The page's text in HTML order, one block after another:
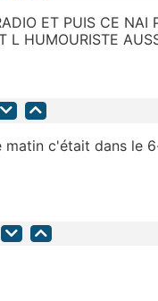
ET PUIS CE NAI
L HUMOURISTE
matin c'était dans le